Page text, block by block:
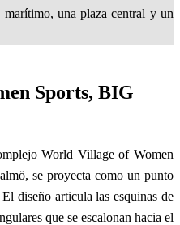
marítimo, una plaza central y un
Sports, BIG
World Village of Women
se proyecta como un punto
diseño articula las esquinas de
que se escalonan hacia el